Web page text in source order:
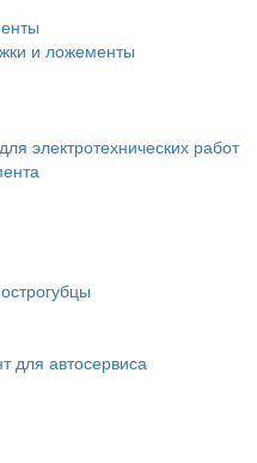
и ложементы
электротехнических работ
для автосервиса